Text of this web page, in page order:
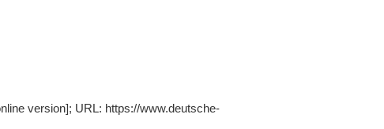
version]; URL: https://www.deutsche-